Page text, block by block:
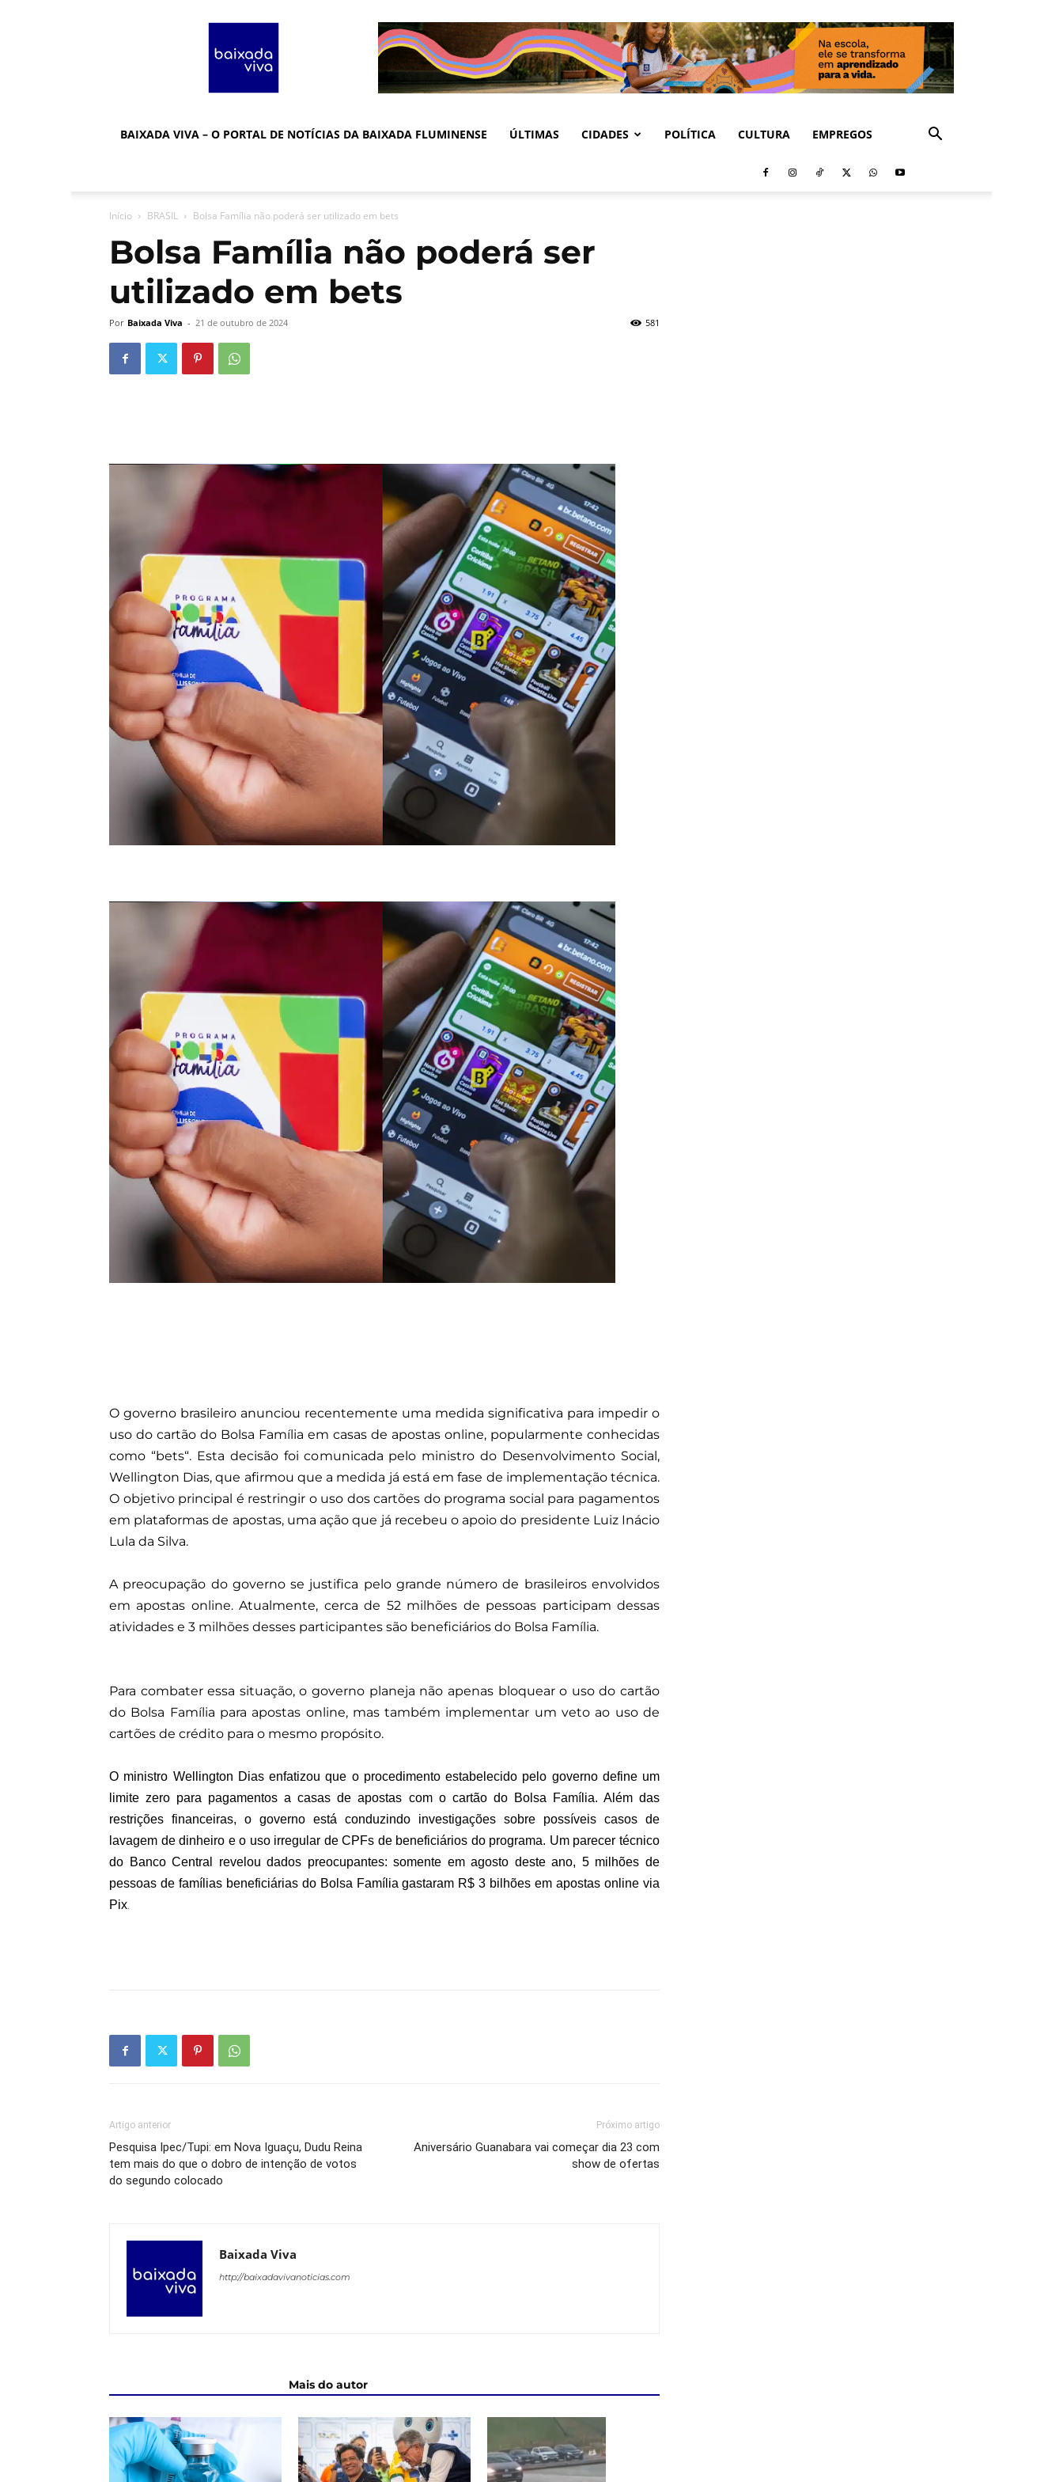
Viva
BAIXADA VIVA – O PORTAL DE NOTÍCIAS DA BAIXADA FLUMINENSE ÚLTIMAS CIDADES POLÍTICA CULTURA EMPREGOS
Início BRASIL Bolsa Família não poderá ser utilizado em bets
Bolsa Família não poderá ser
utilizado em bets
Por Baixada Viva - 21 de outubro de 2024 581
O governo brasileiro anunciou recentemente uma medida significativa para impedir o
uso do cartão do Bolsa Família em casas de apostas online, popularmente conhecidas
como “bets“. Esta decisão foi comunicada pelo ministro do Desenvolvimento Social,
Wellington Dias, que afirmou que a medida já está em fase de implementação técnica.
O objetivo principal é restringir o uso dos cartões do programa social para pagamentos
em plataformas de apostas, uma ação que já recebeu o apoio do presidente Luiz Inácio
Lula da Silva.
A preocupação do governo se justifica pelo grande número de brasileiros envolvidos
em apostas online. Atualmente, cerca de 52 milhões de pessoas participam dessas
atividades e 3 milhões desses participantes são beneficiários do Bolsa Família.
Para combater essa situação, o governo planeja não apenas bloquear o uso do cartão
do Bolsa Família para apostas online, mas também implementar um veto ao uso de
cartões de crédito para o mesmo propósito.
O ministro Wellington Dias enfatizou que o procedimento estabelecido pelo governo define um
limite zero para pagamentos a casas de apostas com o cartão do Bolsa Família. Além das
restrições financeiras, o governo está conduzindo investigações sobre possíveis casos de
lavagem de dinheiro e o uso irregular de CPFs de beneficiários do programa. Um parecer técnico
do Banco Central revelou dados preocupantes: somente em agosto deste ano, 5 milhões de
pessoas de famílias beneficiárias do Bolsa Família gastaram R$ 3 bilhões em apostas online via
Pix.
Artigo anterior
Pesquisa Ipec/Tupi: em Nova Iguaçu, Dudu Reina
tem mais do que o dobro de intenção de votos
do segundo colocado
Próximo artigo
Aniversário Guanabara vai começar dia 23 com
show de ofertas
Baixada Viva
http://baixadavivanoticias.com
Mais do autor